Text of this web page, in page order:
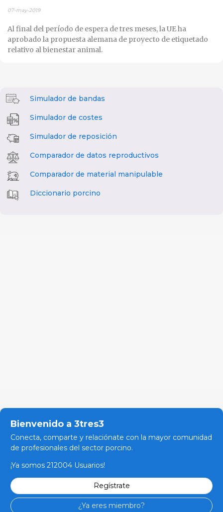
07-may-2019
Al final del período de espera de tres meses, la UE ha
aprobado la propuesta alemana de proyecto de etiquetado
relativo al bienestar animal.
Simulador de bandas
Simulador de costes
Simulador de reposición
Comparador de datos reproductivos
Comparador de material manipulable
Diccionario porcino
Bienvenido a 3tres3
Conecta, comparte y relaciónate con la mayor comunidad
de profesionales del sector porcino.
¡Ya somos 212004 Usuarios!
Regístrate
¿Ya eres miembro?